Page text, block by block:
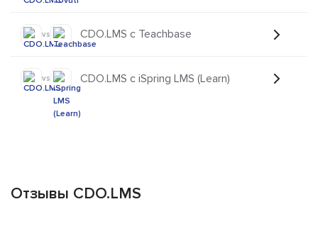
vs CDO.LMS с Teachbase
vs CDO.LMS с iSpring LMS (Learn)
Отзывы CDO.LMS